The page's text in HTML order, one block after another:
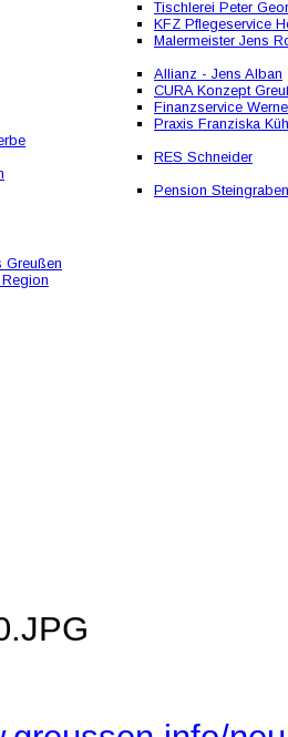
Tischlerei Peter
KFZ Pflegeservice
Malermeister Jens
Allianz - Jens Alban
CURA Konzept
Finanzservice
Praxis Franziska
RES Schneider
Pension Steingraben
Greußen